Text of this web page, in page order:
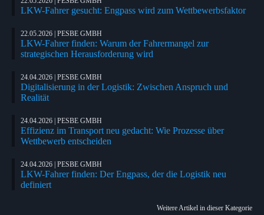
LKW-Fahrer gesucht: Engpass wird zum Wettbewerbsfaktor
22.05.2026 | PESBE GMBH
LKW-Fahrer finden: Warum der Fahrermangel zur
strategischen Herausforderung wird
24.04.2026 | PESBE GMBH
Digitalisierung in der Logistik: Zwischen Anspruch und
Realität
24.04.2026 | PESBE GMBH
Effizienz im Transport neu gedacht: Wie Prozesse über
Wettbewerb entscheiden
24.04.2026 | PESBE GMBH
LKW-Fahrer finden: Der Engpass, der die Logistik neu
definiert
Weitere Artikel in dieser Kategorie